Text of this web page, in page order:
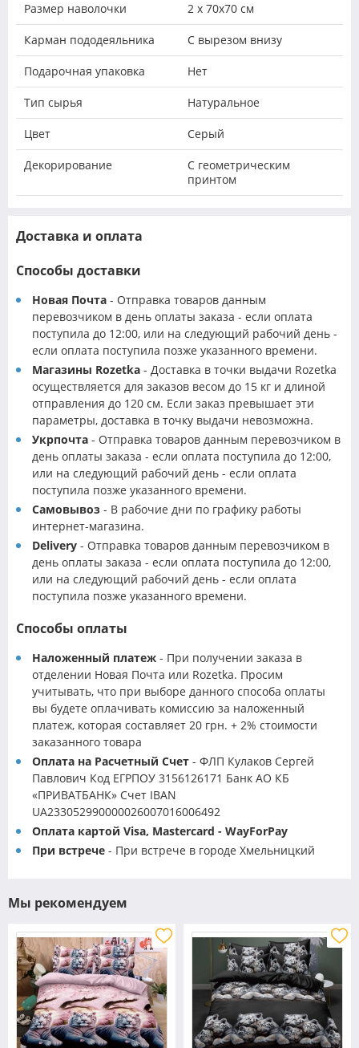
Размер наволочки 2 х 70х70 см
Карман пододеяльника С вырезом внизу
Подарочная упаковка Нет
Тип сырья Натуральное
Цвет Серый
Декорирование
С геометрическим
принтом
Доставка и оплата
Способы доставки
Новая Почта - Отправка товаров данным
перевозчиком в день оплаты заказа - если оплата
поступила до 12:00, или на следующий рабочий день -
если оплата поступила позже указанного времени.
Магазины Rozetka - Доставка в точки выдачи Rozetka
осуществляется для заказов весом до 15 кг и длиной
отправления до 120 см. Если заказ превышает эти
параметры, доставка в точку выдачи невозможна.
Укрпочта - Отправка товаров данным перевозчиком в
день оплаты заказа - если оплата поступила до 12:00,
или на следующий рабочий день - если оплата
поступила позже указанного времени.
Самовывоз - В рабочие дни по графику работы
интернет-магазина.
Delivery - Отправка товаров данным перевозчиком в
день оплаты заказа - если оплата поступила до 12:00,
или на следующий рабочий день - если оплата
поступила позже указанного времени.
Способы оплаты
Наложенный платеж - При получении заказа в
отделении Новая Почта или Rozetka. Просим
учитывать, что при выборе данного способа оплаты
вы будете оплачивать комиссию за наложенный
платеж, которая составляет 20 грн. + 2% стоимости
заказанного товара
Оплата на Расчетный Счет - ФЛП Кулаков Сергей
Павлович Код ЕГРПОУ 3156126171 Банк АО КБ
«ПРИВАТБАНК» Счет IBAN
UA233052990000026007016006492
Оплата картой Visa, Mastercard - WayForPay
При встрече - При встрече в городе Хмельницкий
Мы рекомендуем